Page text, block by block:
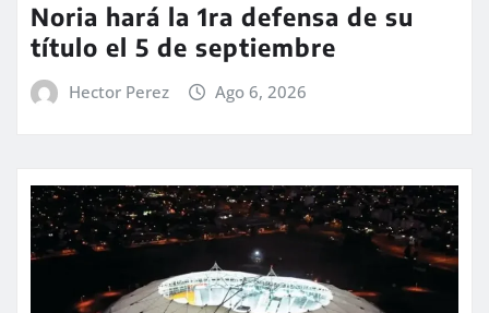
Noria hará la 1ra defensa de su
título el 5 de septiembre
Hector Perez Ago 6, 2026